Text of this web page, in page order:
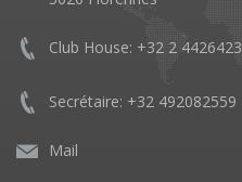
Club House: +32 2 4426423
Secrétaire: +32 492082559
Mail